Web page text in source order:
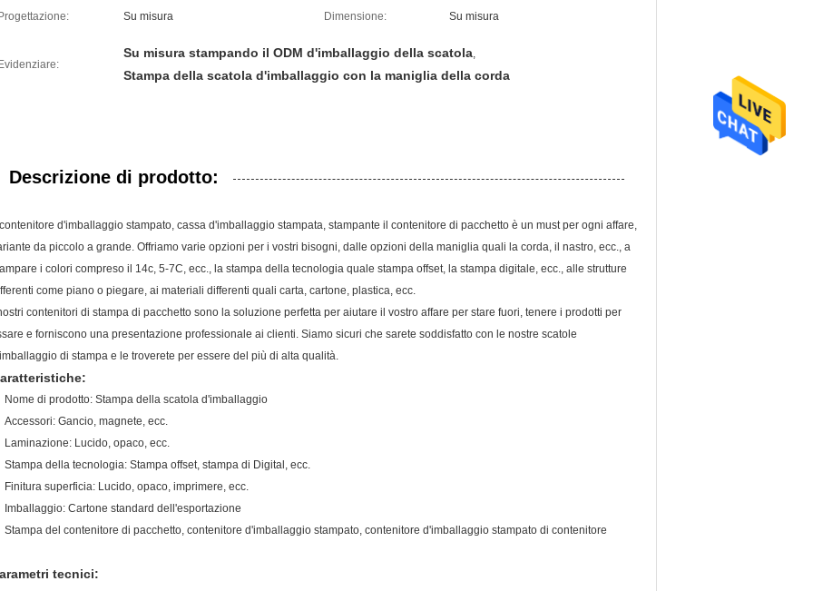
Progettazione: Su misura Dimensione: Su misura
Evidenziare:
Su misura stampando il ODM d'imballaggio della scatola,
Stampa della scatola d'imballaggio con la maniglia della corda
Descrizione di prodotto:
contenitore d'imballaggio stampato, cassa d'imballaggio stampata, stampante il contenitore di pacchetto è un must per ogni affare,
da piccolo a grande. Offriamo varie opzioni per i vostri bisogni, dalle opzioni della maniglia quali la corda, il nastro, ecc., a
i colori compreso il 14c, 5-7C, ecc., la stampa della tecnologia quale stampa offset, la stampa digitale, ecc., alle strutture
come piano o piegare, ai materiali differenti quali carta, cartone, plastica, ecc.
nostri contenitori di stampa di pacchetto sono la soluzione perfetta per aiutare il vostro affare per stare fuori, tenere i prodotti per
e forniscono una presentazione professionale ai clienti. Siamo sicuri che sarete soddisfatto con le nostre scatole
di stampa e le troverete per essere del più di alta qualità.
Nome di prodotto: Stampa della scatola d'imballaggio
Accessori: Gancio, magnete, ecc.
Laminazione: Lucido, opaco, ecc.
Stampa della tecnologia: Stampa offset, stampa di Digital, ecc.
Finitura superficia: Lucido, opaco, imprimere, ecc.
Imballaggio: Cartone standard dell'esportazione
Stampa del contenitore di pacchetto, contenitore d'imballaggio stampato, contenitore d'imballaggio stampato di contenitore
tecnici: